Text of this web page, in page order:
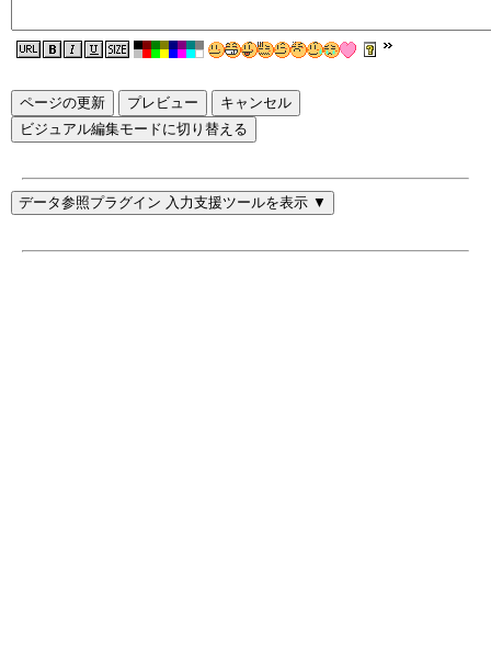
ページの更新
ビジュアル編集モードに切り替える
データ参照プラグイン 入力支援ツールを表示 ▼